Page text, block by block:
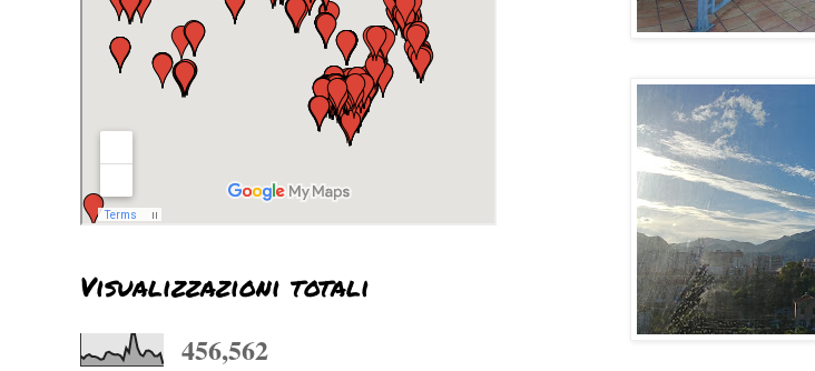
Visualizzazioni totali
456,562